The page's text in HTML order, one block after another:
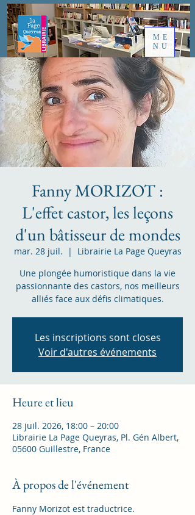
ME
NU
Fanny MORIZOT :
L'effet castor, les leçons
d'un bâtisseur de mondes
mar. 28 juil.
  |
Librairie La Page Queyras
Une plongée humoristique dans la vie
passionnante des castors, nos meilleurs
alliés face aux défis climatiques.
Les inscriptions sont closes
Voir d'autres événements
Heure et lieu
28 juil. 2026, 18:00 – 20:00
Librairie La Page Queyras, Pl. Gén Albert,
05600 Guillestre, France
À propos de l'événement
Fanny Morizot est traductrice.